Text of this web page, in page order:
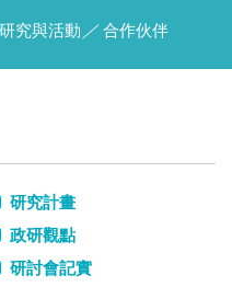
研究與活動 ／ 合作伙伴
研究計畫
政研觀點
研討會記實